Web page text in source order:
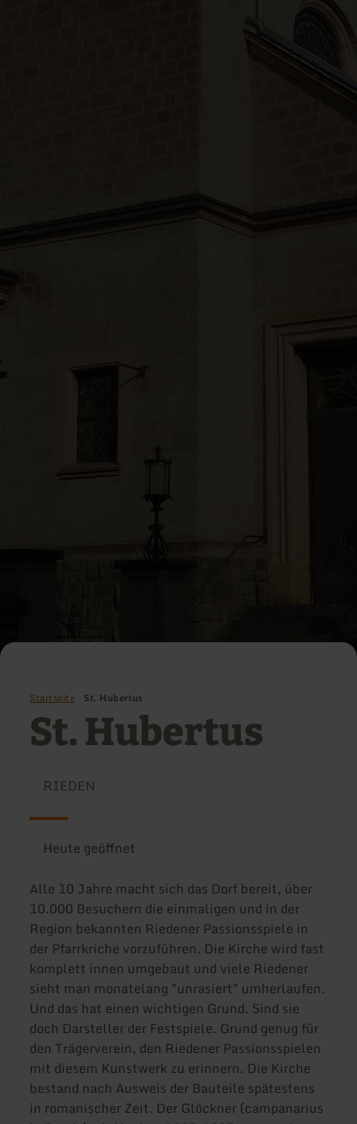
Startseite St. Hubertus
St. Hubertus
RIEDEN
Heute geöffnet
Alle 10 Jahre macht sich das Dorf bereit, über
10.000 Besuchern die einmaligen und in der
Region bekannten Riedener Passionsspiele in
der Pfarrkriche vorzuführen. Die Kirche wird fast
komplett innen umgebaut und viele Riedener
sieht man monatelang "unrasiert" umherlaufen.
Und das hat einen wichtigen Grund. Sind sie
doch Darsteller der Festspiele. Grund genug für
den Trägerverein, den Riedener Passionsspielen
mit diesem Kunstwerk zu erinnern. Die Kirche
bestand nach Ausweis der Bauteile spätestens
in romanischer Zeit. Der Glöckner (campanarius